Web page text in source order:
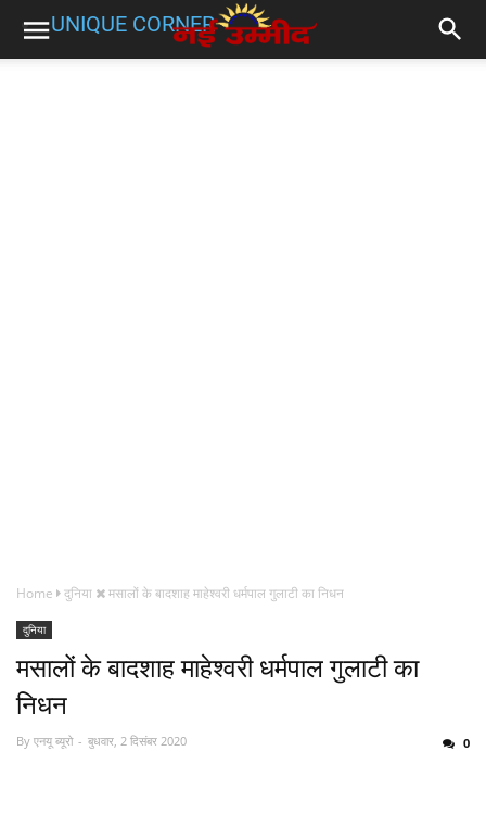
UNIQUE CORNER
Home दुनिया मसालों के बादशाह माहेश्वरी धर्मपाल गुलाटी का निधन
दुनिया
मसालों के बादशाह माहेश्वरी धर्मपाल गुलाटी का
निधन
By एनयू ब्यूरो बुधवार, 2 दिसंबर 2020 0